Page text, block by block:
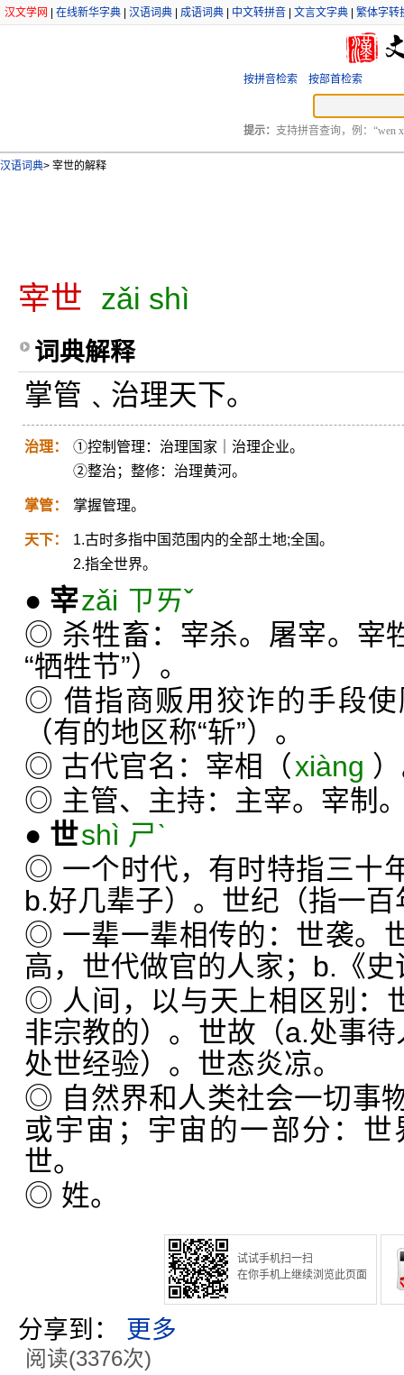
汉文学网 在线新华字典 汉语词典 成语词典 中文转拼音 文言文字典 繁体字转
按拼音检索 按部首检索
提示： 支持拼音查询，例：“wen
汉语词典> 宰世的解释
宰世 zǎi shì
词典解释
掌管﹑治理天下。
治理：
①控制管理：治理国家｜治理企业。
②整治；整修：治理黄河。
掌管： 掌握管理。
天下：
1.古时多指中国范围内的全部土地;全国。
2.指全世界。
● 宰zǎi ㄗㄞˇ
◎ 杀牲畜：宰杀。屠宰。宰
“牺牲节”）。
◎ 借指商贩用狡诈的手段
（有的地区称“斩”）。
◎ 古代官名：宰相（xiàng
◎ 主管、主持：主宰。宰制
● 世shì ㄕˋ
◎ 一个时代，有时特指三十
b.好几辈子）。世纪（指一
◎ 一辈一辈相传的：世袭。
高，世代做官的人家；b.《
◎ 人间，以与天上相区别：
非宗教的）。世故（a.处事待
处世经验）。世态炎凉。
◎ 自然界和人类社会一切事
或宇宙；宇宙的一部分：
世。
◎ 姓。
试试手机扫一扫
在你手机上继续浏览此页面
分享到： 更多
阅读(3376次)